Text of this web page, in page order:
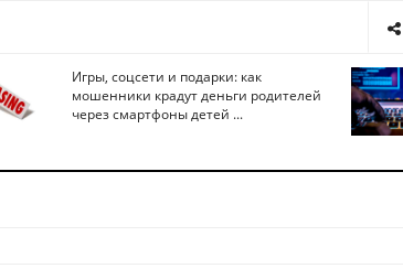
Игры, соцсети и подарки: как
мошенники крадут деньги родителей
через смартфоны детей ...